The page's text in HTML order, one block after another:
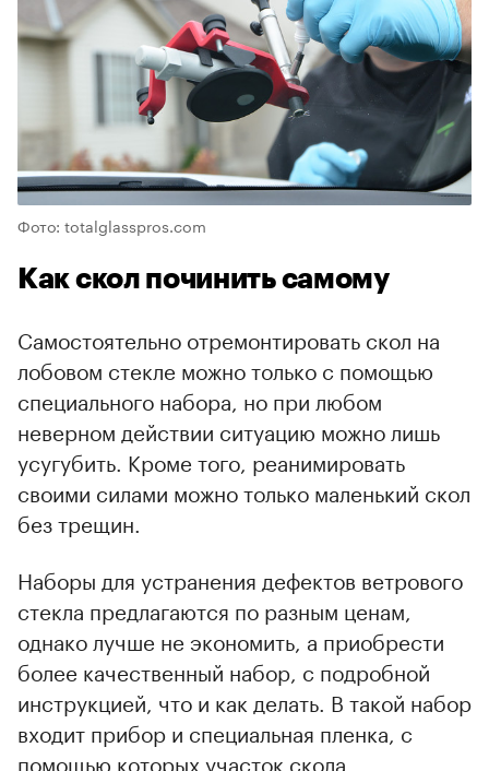
Фото: totalglasspros.com
Как скол починить самому
Самостоятельно отремонтировать скол на
лобовом стекле можно только с помощью
специального набора, но при любом
неверном действии ситуацию можно лишь
усугубить. Кроме того, реанимировать
своими силами можно только маленький скол
без трещин.
Наборы для устранения дефектов ветрового
стекла предлагаются по разным ценам,
однако лучше не экономить, а приобрести
более качественный набор, с подробной
инструкцией, что и как делать. В такой набор
входит прибор и специальная пленка, с
помощью которых участок скола